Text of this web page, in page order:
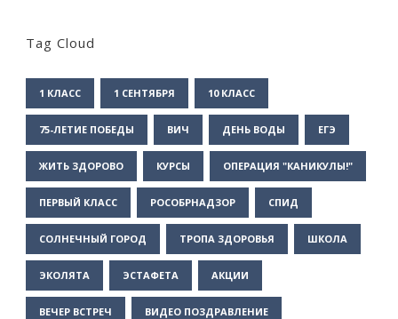
Tag Cloud
1 КЛАСС 1 СЕНТЯБРЯ 10 КЛАСС
75-ЛЕТИЕ ПОБЕДЫ ВИЧ ДЕНЬ ВОДЫ ЕГЭ
ЖИТЬ ЗДОРОВО КУРСЫ ОПЕРАЦИЯ "КАНИКУЛЫ!"
ПЕРВЫЙ КЛАСС РОСОБРНАДЗОР СПИД
СОЛНЕЧНЫЙ ГОРОД ТРОПА ЗДОРОВЬЯ ШКОЛА
ЭКОЛЯТА ЭСТАФЕТА АКЦИИ
ВЕЧЕР ВСТРЕЧ ВИДЕО ПОЗДРАВЛЕНИЕ